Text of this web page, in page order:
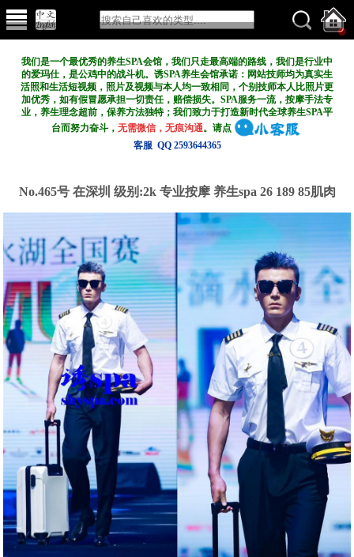
我们是一个最优秀的养生SPA会馆，我们只走最高端的路线，我们是行业中
的爱玛仕，是公鸡中的战斗机。诱SPA养生会馆承诺：网站技师均为真实生
活照和生活短视频，照片及视频与本人均一致相同，个别技师本人比照片更
加优秀，如有假冒愿承担一切责任，赔偿损失。SPA服务一流，按摩手法专
业，养生理念超前，保养方法独特；我们致力于打造新时代全球养生SPA平
台而努力奋斗，无需微信，无痕沟通。请点
客服 QQ 2593644365
No.465号 在深圳 级别:2k 专业按摩 养生spa 26 189 85肌肉